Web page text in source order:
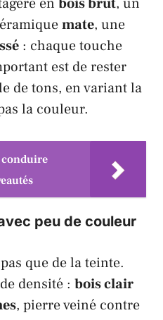
mate, une
: chaque touche
est de rester
de tons, en variant la
la couleur.
conduire
peu de couleur
que de la teinte.
densité : bois clair
, pierre veiné contre